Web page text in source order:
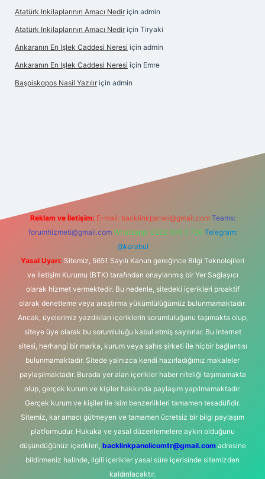
Atatürk Inkilaplarının Amacı Nedir için admin
Atatürk Inkilaplarının Amacı Nedir için Tiryaki
Ankaranın En Işlek Caddesi Neresi için admin
Ankaranın En Işlek Caddesi Neresi için Emre
Başpiskopos Nasil Yazılır için admin
Reklam ve İletişim: E-mail: backlinkpaneli@gmail.com Teams:
forumhizmeti@gmail.com Whatsapp: 0262 606 0 726 Telegram:
@karabul
Yasal Uyarı: Sitemiz, 5651 Sayılı Kanun gereğince Bilgi Teknolojileri
ve İletişim Kurumu (BTK) tarafından onaylanmış bir Yer Sağlayıcı
olarak hizmet vermektedir. Bu nedenle, sitedeki içerikleri proaktif
olarak denetleme veya araştırma yükümlülüğümüz bulunmamaktadır.
Ancak, üyelerimiz yazdıkları içeriklerin sorumluluğunu taşımakta olup,
siteye üye olarak bu sorumluluğu kabul etmiş sayılırlar. Bu internet
sitesi, herhangi bir marka, kurum veya şahıs şirketi ile hiçbir bağlantısı
bulunmamaktadır. Sitede yalnızca kendi hazırladığımız makaleler
paylaşılmaktadır. Burada yer alan içerikler haber niteliği taşımamakta
olup, gerçek kurum ve kişiler hakkında paylaşım yapılmamaktadır.
Gerçek kurum ve kişiler ile isim benzerlikleri tamamen tesadüfidir.
Sitemiz, kar amacı gütmeyen ve tamamen ücretsiz bir bilgi paylaşım
platformudur. Hukuka ve yasal düzenlemelere aykırı olduğunu
düşündüğünüz içerikleri, backlinkpanelicomtr@gmail.comadresine
bildirmeniz halinde, ilgili içerikler yasal süre içerisinde sitemizden
kaldırılacaktır.